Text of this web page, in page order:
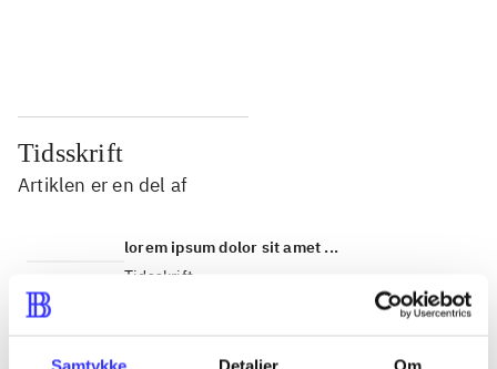
Tidsskrift
Artiklen er en del af
lorem ipsum dolor sit amet ...
Tidsskrift
Artiklerne i